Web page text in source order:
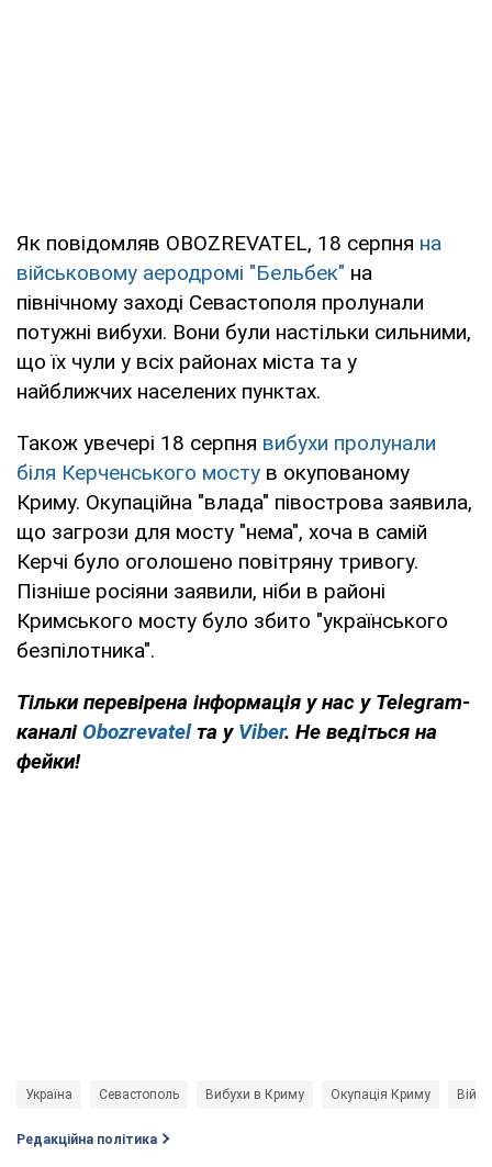
Як повідомляв OBOZREVATEL, 18 серпня на
військовому аеродромі "Бельбек" на
північному заході Севастополя пролунали
потужні вибухи. Вони були настільки сильними,
що їх чули у всіх районах міста та у
найближчих населених пунктах.
Також увечері 18 серпня вибухи пролунали
біля Керченського мосту в окупованому
Криму. Окупаційна "влада" півострова заявила,
що загрози для мосту "нема", хоча в самій
Керчі було оголошено повітряну тривогу.
Пізніше росіяни заявили, ніби в районі
Кримського мосту було збито "українського
безпілотника".
Тільки перевірена інформація у нас у Telegram-
каналі Obozrevatelта у Viber. Не ведіться на
фейки!
Україна Севастополь Вибухи в Криму Окупація Криму
Редакційна політика